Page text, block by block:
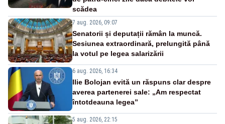
scădea
7 aug. 2026, 09:07
Senatorii și deputații rămân la muncă.
Sesiunea extraordinară, prelungită până
la votul pe legea salarizării
6 aug. 2026, 16:34
Ilie Bolojan evită un răspuns clar despre
averea partenerei sale: „Am respectat
întotdeauna legea”
5 aug. 2026, 22:15